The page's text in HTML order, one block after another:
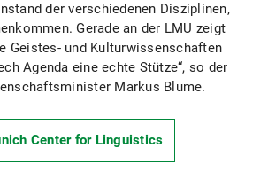
der verschiedenen Disziplinen,
Gerade an der LMU zeigt
Geistes- und Kulturwissenschaften
Agenda eine echte Stütze“, so der
Markus Blume.
Center for Linguistics